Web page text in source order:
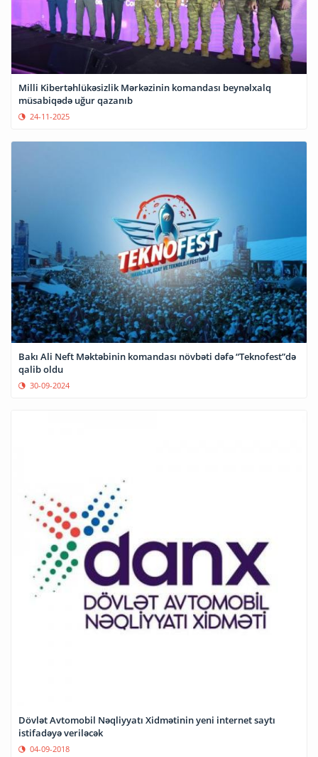
Milli Kibertəhlükəsizlik Mərkəzinin komandası beynəlxalq
müsabiqədə uğur qazanıb
24-11-2025
Bakı Ali Neft Məktəbinin komandası növbəti dəfə “Teknofest”də
qalib oldu
30-09-2024
Dövlət Avtomobil Nəqliyyatı Xidmətinin yeni internet saytı
istifadəyə veriləcək
04-09-2018